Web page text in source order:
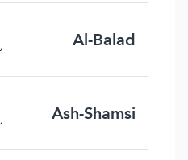
Al-Balad
Ash-Shamsi